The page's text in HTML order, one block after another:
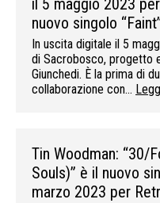
il 5 maggio 2023
nuovo singolo
In uscita digitale il 5
di Sacrobosco, progetto
Giunchedi. È la prima di
collaborazione con…
Tin Woodman: “30/
Souls)” è il nuovo
marzo 2023 per